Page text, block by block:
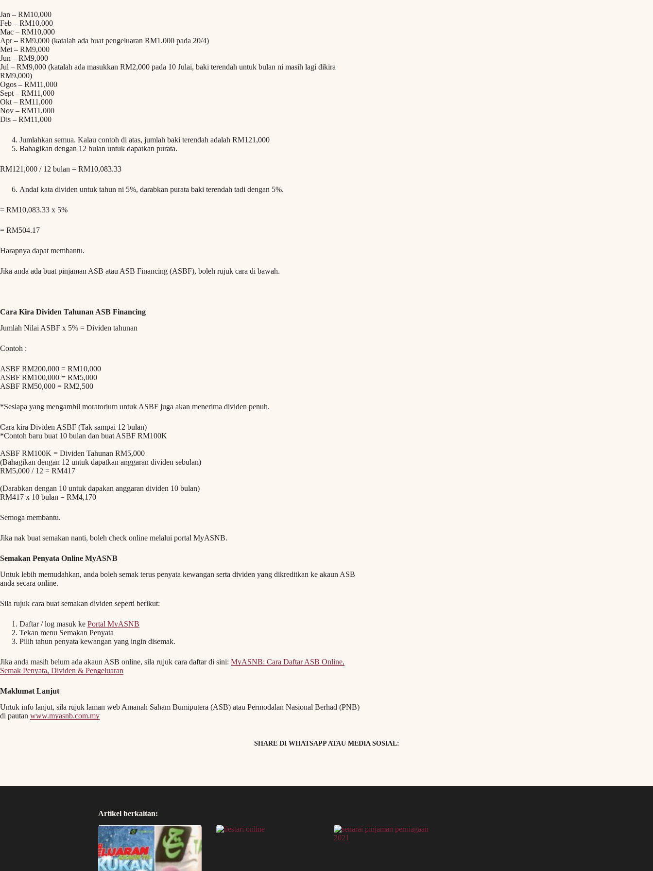
Jan – RM10,000
Feb – RM10,000
Mac – RM10,000
Apr – RM9,000 (katalah ada buat pengeluaran RM1,000 pada 20/4)
Mei – RM9,000
Jun – RM9,000
Jul – RM9,000 (katalah ada masukkan RM2,000 pada 10 Julai, baki terendah untuk bulan ni masih lagi dikira
RM9,000)
Ogos – RM11,000
Sept – RM11,000
Okt – RM11,000
Nov – RM11,000
Dis – RM11,000
Jumlahkan semua. Kalau contoh di atas, jumlah baki terendah adalah RM121,000
Bahagikan dengan 12 bulan untuk dapatkan purata.
RM121,000 / 12 bulan = RM10,083.33
Andai kata dividen untuk tahun ni 5%, darabkan purata baki terendah tadi dengan 5%.
= RM10,083.33 x 5%
= RM504.17
Harapnya dapat membantu.
Jika anda ada buat pinjaman ASB atau ASB Financing (ASBF), boleh rujuk cara di bawah.
Cara Kira Dividen Tahunan ASB Financing
Jumlah Nilai ASBF x 5% = Dividen tahunan
Contoh :
ASBF RM200,000 = RM10,000
ASBF RM100,000 = RM5,000
ASBF RM50,000 = RM2,500
*Sesiapa yang mengambil moratorium untuk ASBF juga akan menerima dividen penuh.
Cara kira Dividen ASBF (Tak sampai 12 bulan)
*Contoh baru buat 10 bulan dan buat ASBF RM100K
ASBF RM100K = Dividen Tahunan RM5,000
(Bahagikan dengan 12 untuk dapatkan anggaran dividen sebulan)
RM5,000 / 12 = RM417
(Darabkan dengan 10 untuk dapakan anggaran dividen 10 bulan)
RM417 x 10 bulan = RM4,170
Semoga membantu.
Jika nak buat semakan nanti, boleh check online melalui portal MyASNB.
Semakan Penyata Online MyASNB
Untuk lebih memudahkan, anda boleh semak terus penyata kewangan serta dividen yang dikreditkan ke akaun ASB
anda secara online.
Sila rujuk cara buat semakan dividen seperti berikut:
Daftar / log masuk ke Portal MyASNB
Tekan menu Semakan Penyata
Pilih tahun penyata kewangan yang ingin disemak.
Jika anda masih belum ada akaun ASB online, sila rujuk cara daftar di sini: MyASNB: Cara Daftar ASB Online,
Semak Penyata, Dividen & Pengeluaran
Maklumat Lanjut
Untuk info lanjut, sila rujuk laman web Amanah Saham Bumiputera (ASB) atau Permodalan Nasional Berhad (PNB)
di pautan www.myasnb.com.my
SHARE DI WHATSAPP ATAU MEDIA SOSIAL:
Artikel berkaitan: